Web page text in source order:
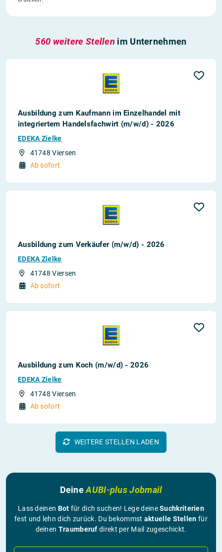
560 weitere Stellen im Unternehmen
Ausbildung zum Kaufmann im Einzelhandel mit
integriertem Handelsfachwirt (m/w/d) - 2026
EDEKA Zielke
41748 Viersen
Ab sofort
Ausbildung zum Verkäufer (m/w/d) - 2026
EDEKA Zielke
41748 Viersen
Ab sofort
Ausbildung zum Koch (m/w/d) - 2026
EDEKA Zielke
41748 Viersen
Ab sofort
WEITERE STELLEN LADEN
DeineAUBI-plus Jobmail
Lass deinen Bot für dich suchen! Lege deineSuchkriterien
fest und lehn dich zurück. Du bekommst aktuelle Stellen für
deinen Traumberuf direkt per Mail zugeschickt.